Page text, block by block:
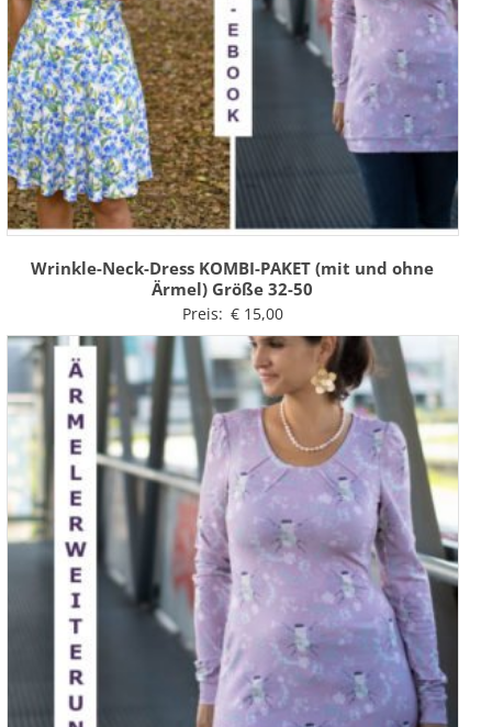
Wrinkle-Neck-Dress KOMBI-PAKET (mit und ohne
Ärmel) Größe 32-50
Preis: €15,00